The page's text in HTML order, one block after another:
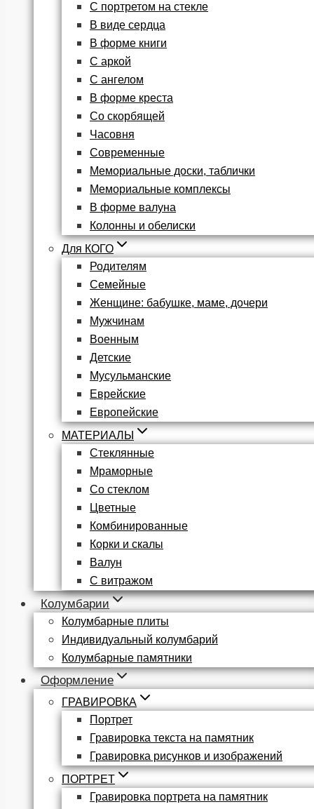
С портретом на стекле
В виде сердца
В форме книги
С аркой
С ангелом
В форме креста
Со скорбящей
Часовня
Современные
Мемориальные доски, таблички
Мемориальные комплексы
В форме валуна
Колонны и обелиски
Для КОГО
Родителям
Семейные
Женщине: бабушке, маме, дочери
Мужчинам
Военным
Детские
Мусульманские
Еврейские
Европейские
МАТЕРИАЛЫ
Стеклянные
Мраморные
Со стеклом
Цветные
Комбинированные
Корки и скалы
Валун
С витражом
Колумбарии
Колумбарные плиты
Индивидуальный колумбарий
Колумбарные памятники
Оформление
ГРАВИРОВКА
Портрет
Гравировка текста на памятник
Гравировка рисунков и изображений
ПОРТРЕТ
Гравировка портрета на памятник